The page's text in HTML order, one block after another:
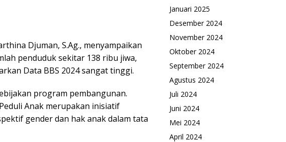
Djuman, S.Ag., menyampaikan
penduduk sekitar 138 ribu jiwa,
Data BBS 2024 sangat tinggi.
program pembangunan.
Anak merupakan inisiatif
gender dan hak anak dalam tata
Januari 2025
Desember 2024
November 2024
Oktober 2024
September 2024
Agustus 2024
Juli 2024
Juni 2024
Mei 2024
April 2024